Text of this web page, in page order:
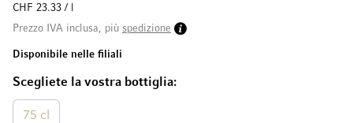
Scegliete la vostra bottiglia
75 cl
CHF 23.33 / l
Prezzo IVA inclusa, più spedizione
Disponibile nelle filiali